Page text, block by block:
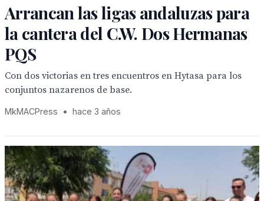
Arrancan las ligas andaluzas para
la cantera del C.W. Dos Hermanas
PQS
Con dos victorias en tres encuentros en Hytasa para los
conjuntos nazarenos de base.
MkMACPress • hace 3 años